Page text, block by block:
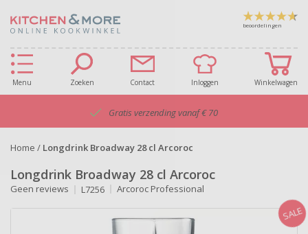
beoordelingen
Menu Zoeken Contact Inloggen Winkelwagen
Gratis verzending vanaf € 70
Home / Longdrink Broadway 28 cl Arcoroc
Longdrink Broadway 28 cl Arcoroc
Geen reviews L7256 Arcoroc Professional
SALE